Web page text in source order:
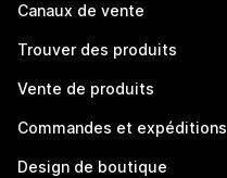
Canaux de vente
Trouver des produits
Vente de produits
Commandes et expéditions
Design de boutique